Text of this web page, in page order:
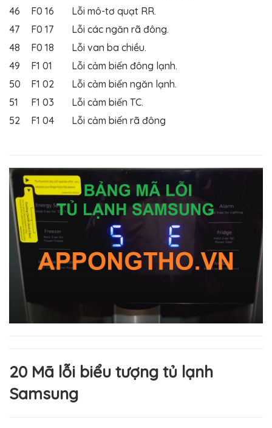
46
F0 16
Lỗi mô-tơ quạt RR.
47
F0 17
Lỗi các ngăn rã đông.
48
F0 18
Lỗi van ba chiều.
49
F1 01
Lỗi cảm biến đông lạnh.
50
F1 02
Lỗi cảm biến ngăn lạnh.
51
F1 03
Lỗi cảm biến TC.
52
F1 04 Lỗi cảm biến rã đông
20 Mã lỗi biểu tượng tủ lạnh
Samsung